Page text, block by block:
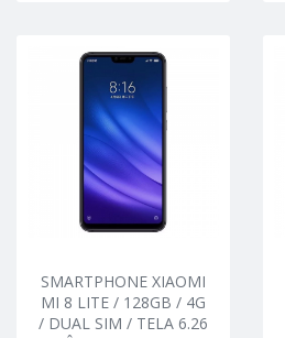
SMARTPHONE XIAOMI
MI 8 LITE / 128GB / 4G
/ DUAL SIM / TELA 6.26